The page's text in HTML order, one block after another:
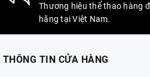
Thương hiệu thể thao hàng
hãng tại Việt Nam.
THÔNG TIN CỬA HÀNG